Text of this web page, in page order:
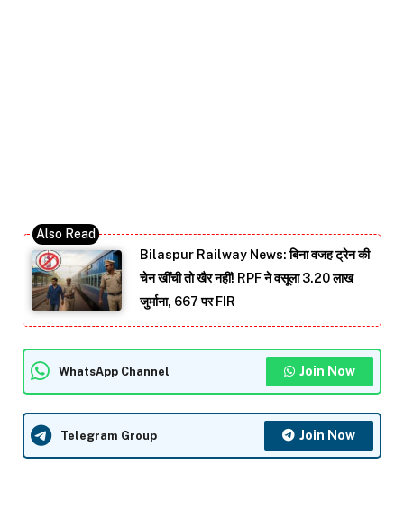
Bilaspur Railway News: बिना वजह ट्रेन की
चेन खींची तो खैर नहीं! RPF ने वसूला 3.20 लाख
जुर्माना, 667 पर FIR
WhatsApp Channel Join Now
Telegram Group Join Now